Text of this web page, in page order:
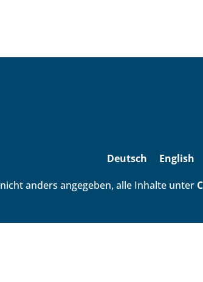
Deutsch
English
anders angegeben, alle Inhalte unter